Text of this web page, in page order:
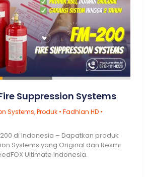
Suppression Systems
Systems,Produk• Fadhlan HD •
di Indonesia – Dapatkan produk
Systems yang Original dan Resmi
Ultimate Indonesia.